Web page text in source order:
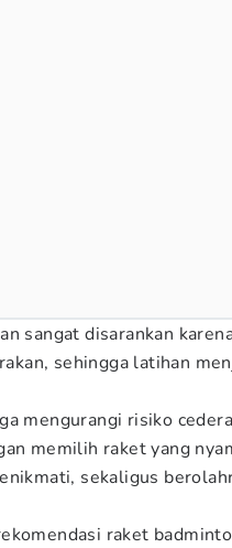
sangat disarankan
sehingga latihan
mengurangi risiko
memilih raket yang
sekaligus
raket